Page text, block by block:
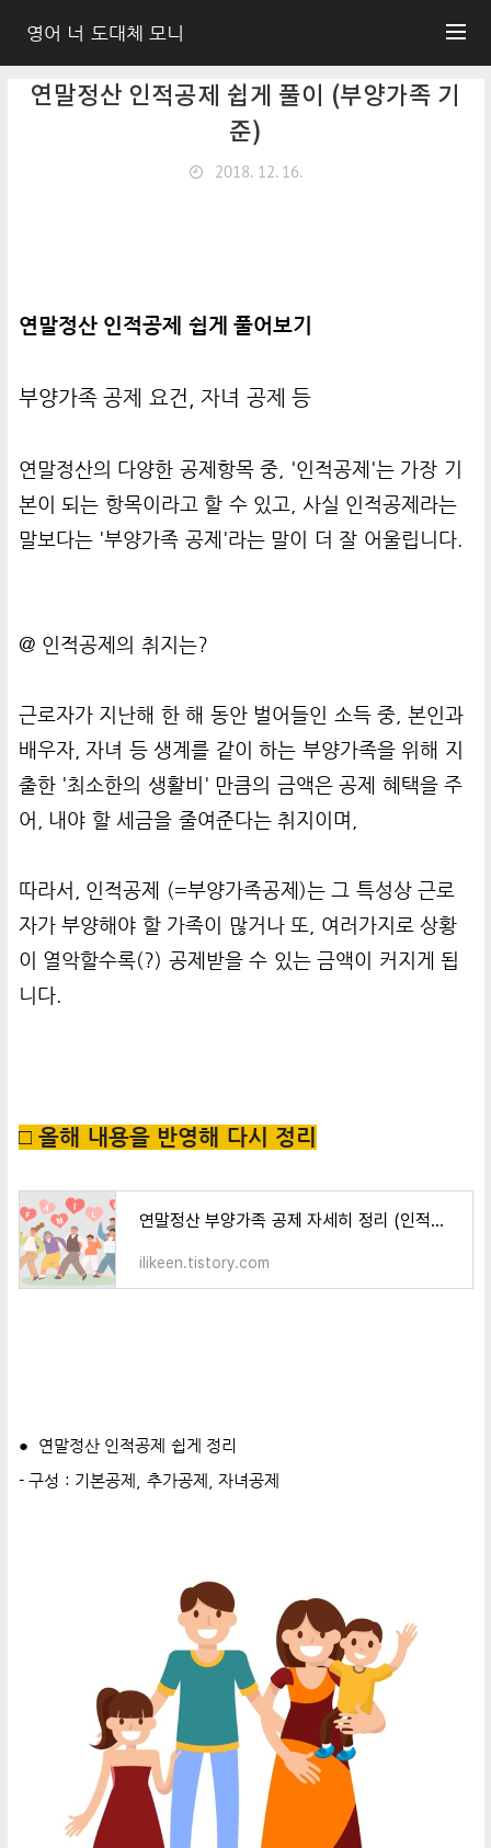
영어 너 도대체 모니
연말정산 인적공제 쉽게 풀이 (부양가족 기
준)
2018. 12. 16.
연말정산 인적공제 쉽게 풀어보기
부양가족 공제 요건, 자녀 공제 등
연말정산의 다양한 공제항목 중, '인적공제'는 가장 기
본이 되는 항목이라고 할 수 있고, 사실 인적공제라는
말보다는'부양가족 공제'라는 말이 더 잘 어울립니다.
@ 인적공제의 취지는?
근로자가 지난해 한 해 동안 벌어들인 소득 중, 본인과
배우자, 자녀 등 생계를 같이 하는 부양가족을 위해 지
출한 '최소한의 생활비' 만큼의 금액은 공제 혜택을 주
어, 내야 할 세금을 줄여준다는 취지이며,
따라서, 인적공제 (=부양가족공제)는 그 특성상 근로
자가 부양해야 할 가족이 많거나 또, 여러가지로 상황
이 열악할수록(?) 공제받을 수 있는 금액이 커지게 됩
니다.
□ 올해 내용을 반영해 다시 정리
연말정산 부양가족 공제 자세히 정리 (인적공제)
ilikeen.tistory.com
● 연말정산 인적공제 쉽게 정리
- 구성 : 기본공제, 추가공제, 자녀공제